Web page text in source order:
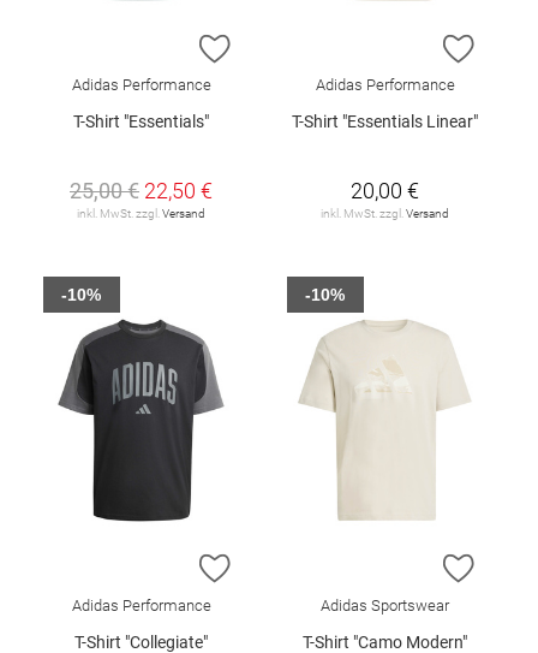
ZUR WUNSCHLISTE HINZUFÜGEN
Adidas Performance
T-Shirt "Essentials"
25,00 € 22,50 €
inkl. MwSt. zzgl. Versand
ZUR
Adidas Performance
T-Shirt "Essentials Linear"
20,00 €
inkl. MwSt. zzgl. Versand
ZUR WUNSCHLISTE HINZUFÜGEN
Adidas Performance
T-Shirt "Collegiate"
-10%
ZUR
Adidas Sportswear
T-Shirt "Camo Modern"
-10%